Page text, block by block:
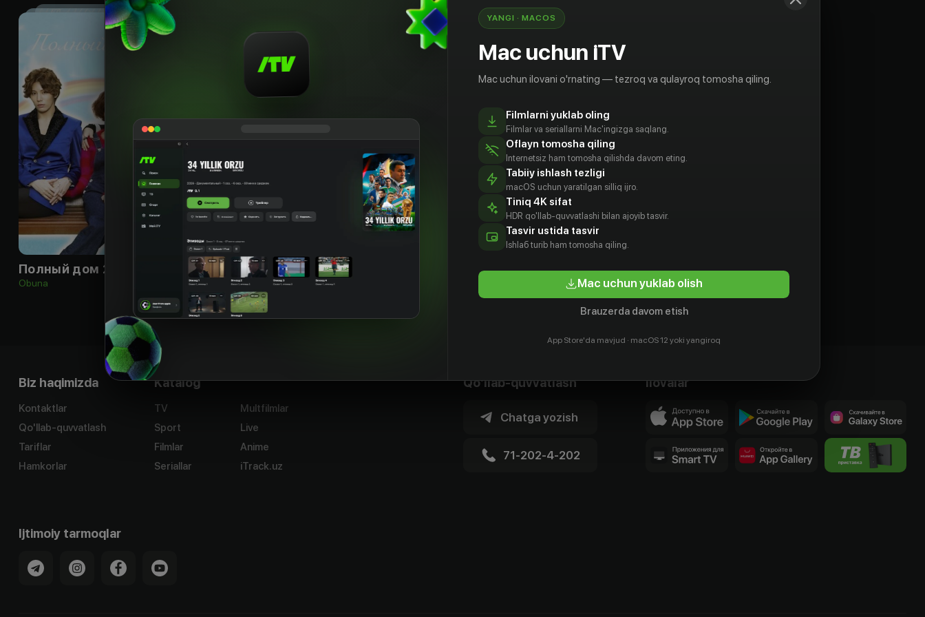
Полный дом 2
Obuna
Товарищи
Obuna
Biz haqimizda
Kontaktlar
Qo'llab-quvvatlash
Tariflar
Hamkorlar
Katalog
TV
Sport
Filmlar
Seriallar
Multfilmlar
Live
Anime
iTrack.uz
Qo'llab-quvvatlash
Chatga yozish
71-202-4-202
Ilovalar
Ijtimoiy tarmoqlar
YANGI · MACOS
Mac uchun iTV
Mac uchun ilovani o'rnating — tezroq va qulayroq tomosha qiling.
Filmlarni yuklab oling
Filmlar va seriallarni Mac'ingizga saqlang.
Oflayn tomosha qiling
Internetsiz ham tomosha qilishda davom eting.
Tabiiy ishlash tezligi
macOS uchun yaratilgan silliq ijro.
Tiniq 4K sifat
HDR qo'llab-quvvatlashi bilan ajoyib tasvir.
Tasvir ustida tasvir
Ishlаб turib ham tomosha qiling.
Mac uchun yuklab olish
Brauzerda davom etish
App Store'da mavjud · macOS 12 yoki yangiroq